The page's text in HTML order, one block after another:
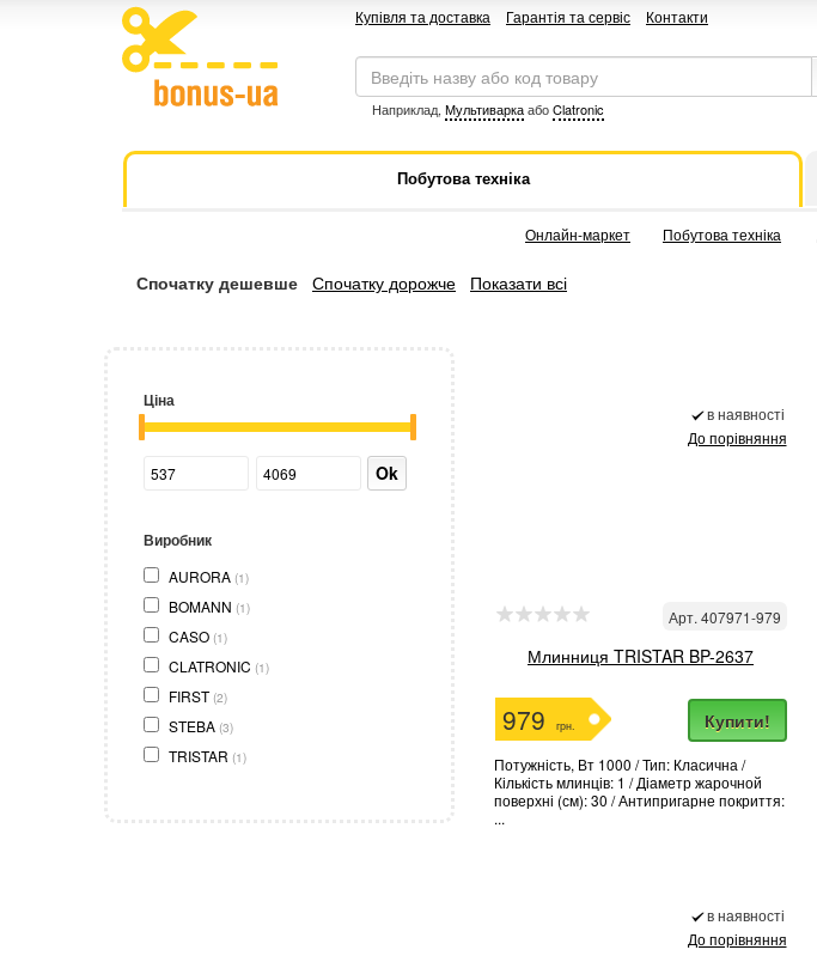
Купівля та доставка Гарантія та сервіс Контакти
Наприклад, МультиваркаабоClatronic
Побутова техніка
Онлайн-маркет Побутова техніка
Спочатку дешевше Спочатку дорожче Показати всі
Ціна
Ok
Виробник
AURORA (1)
BOMANN (1)
CASO (1)
CLATRONIC (1)
FIRST (2)
STEBA (3)
TRISTAR (1)
в наявності
До порівняння
Арт. 407971-979
Млинниця TRISTAR BP-2637
979 грн. Купити!
Потужність, Вт 1000 / Тип: Класична /
Кількість млинців: 1 / Діаметр жарочной
поверхні (см): 30 / Антипригарне покриття:
...
в наявності
До порівняння